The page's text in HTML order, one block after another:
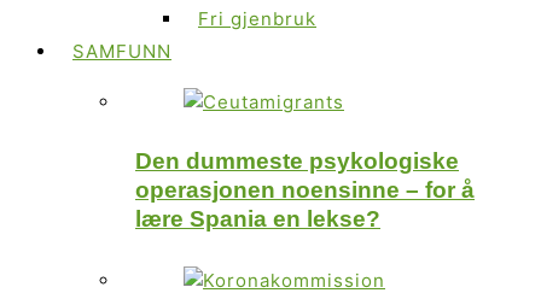
Fri gjenbruk
SAMFUNN
Den dummeste psykologiske
operasjonen noensinne – for å
lære Spania en lekse?